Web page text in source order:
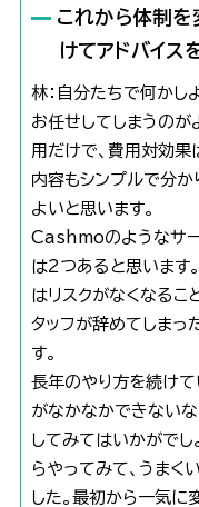
これから体制を
けてアドバイス
林：自分たちで何か
お任せしてしまうのが
用だけで、費用対効
内容もシンプルで分か
よいと思います。
Cashmoのようなサ
は2つあると思います
はリスクがなくなるこ
タッフが辞めてしまっ
す。
長年のやり方を続け
がなかなかできない
してみてはいかがで
らやってみて、うまく
した。最初から一気に